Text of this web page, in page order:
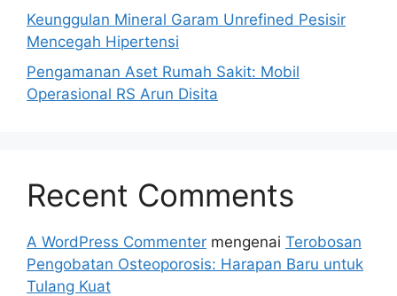
Keunggulan Mineral Garam Unrefined Pesisir
Mencegah Hipertensi
Pengamanan Aset Rumah Sakit: Mobil
Operasional RS Arun Disita
Recent Comments
A WordPress Commenter mengenai Terobosan
Pengobatan Osteoporosis: Harapan Baru untuk
Tulang Kuat